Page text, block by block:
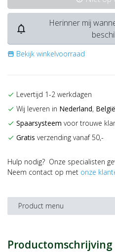
notifications_none
Herinner mij
storefront Bekijk winkelvoorraad
check Levertijd 1-2 werkdagen
check Wij leveren in Nederland, België
check Spaarsysteem voor trouwe
check Gratis verzending vanaf 50,-
Hulp nodig? Onze specialisten
Neem contact op met onze
Product menu
Productomschrijving